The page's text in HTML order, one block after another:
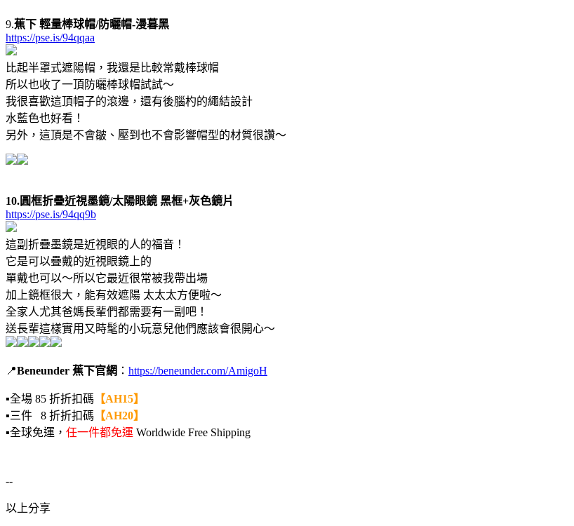
9.蕉下 輕量棒球帽/防曬帽-漫暮黑
https://pse.is/94qqaa
比起半罩式遮陽帽，我還是比較常戴棒球帽
所以也收了一頂防曬棒球帽試試～
我很喜歡這頂帽子的滾邊，還有後腦杓的繩結設計
水藍色也好看！
另外，這頂是不會皺、壓到也不會影響帽型的材質很讚～
10.圓框折疊近視墨鏡/太陽眼鏡 黑框+灰色鏡片
https://pse.is/94qq9b
這副折疊墨鏡是近視眼的人的福音！
它是可以疊戴的近視眼鏡上的
單戴也可以～所以它最近很常被我帶出場
加上鏡框很大，能有效遮陽 太太太方便啦～
全家人尤其爸媽長輩們都需要有一副吧！
送長輩這樣實用又時髦的小玩意兒他們應該會很開心～
📍Beneunder 蕉下官網 ： https://beneunder.com/AmigoH
▪️全場 85 折折扣碼 【AH15】
▪️三件 8 折折扣碼 【AH20】
▪️全球免運， 任一件都免運 Worldwide Free Shipping
--
以上分享